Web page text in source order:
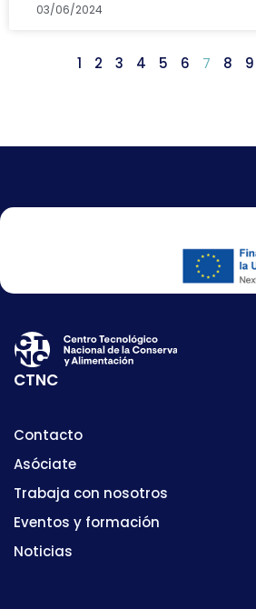
03/06/2024
1 2 3 4 5 6 7 8 9
CTNC
Contacto
Asóciate
Trabaja con nosotros
Eventos y formación
Noticias